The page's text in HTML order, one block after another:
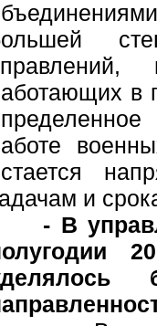
в
и
- В